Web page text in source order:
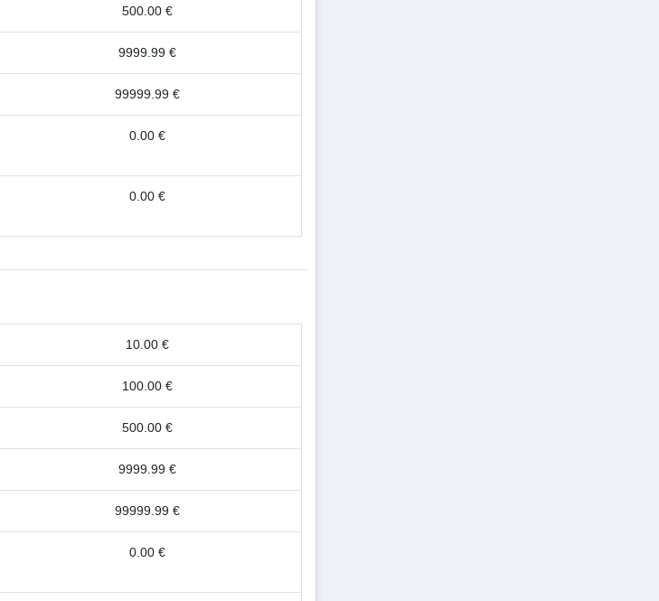
500.00 €
9999.99 €
99999.99 €
0.00 €
0.00 €
10.00 €
100.00 €
500.00 €
9999.99 €
99999.99 €
0.00 €